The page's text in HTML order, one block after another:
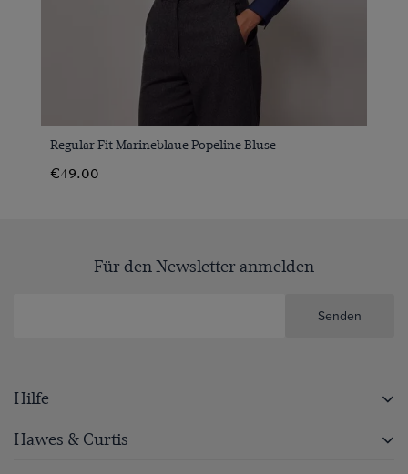
Regular Fit Marineblaue Popeline Bluse
€49.00
Für den Newsletter anmelden
Senden
Hilfe
Hawes & Curtis